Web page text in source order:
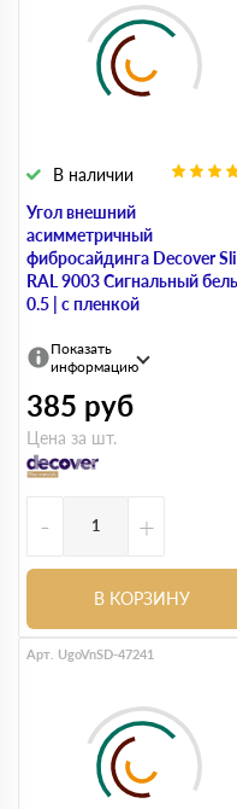
Угол внешний
асимметричный
фибросайдинга Decover
RAL 9003 Сигнальный
0.5 | с пленкой
В наличии
Показать
информацию
385 руб
Цена за шт.
- +
В КОРЗИНУ
Арт. UgoVnSD-47241